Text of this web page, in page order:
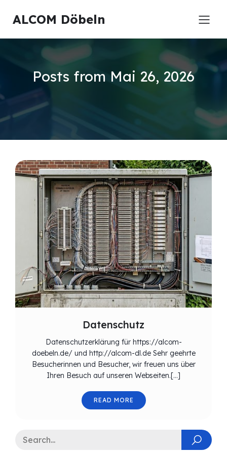
ALCOM Döbeln
Posts from Mai 26, 2026
Datenschutz
Datenschutzerklärung für https://alcom-
doebeln.de/ und http://alcom-dl.de Sehr geehrte
Besucherinnen und Besucher, wir freuen uns über
Ihren Besuch auf unseren Webseiten.[…]
READ MORE